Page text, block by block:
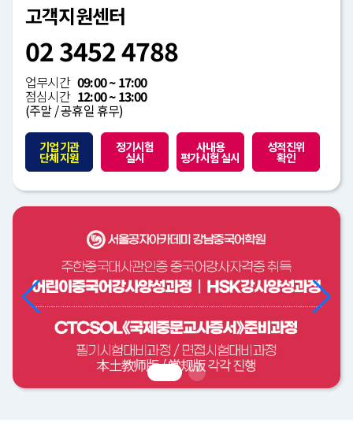
고객지원센터
02 3452 4788
업무시간 09:00 ~ 17:00
점심시간 12:00 ~ 13:00
(주말 / 공휴일 휴무)
기업 기관
단체 지원
정기시험
실시
사내용
평가시험 실시
성적진위
확인